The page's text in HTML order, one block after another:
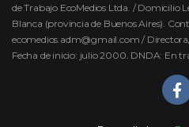
de Trabajo EcoMedios Ltda. / Domicilio
Blanca (provincia de Buenos Aires).
ecomedios.adm@gmail.com /
Fecha de inicio: julio 2000. DNDA: En